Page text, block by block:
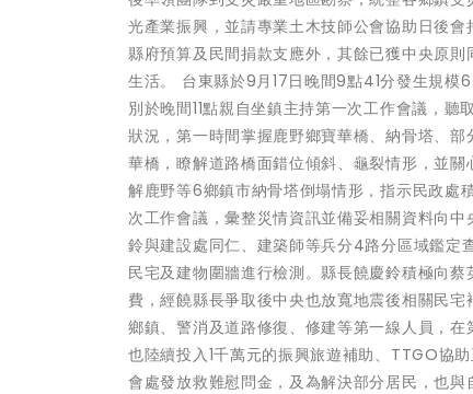
光產業振興，並請專業土木技師公會協助日後
縣府預算及民間捐款支應外，其餘已獲中央原
生活。 台東縣於9月17日晚間9點41分發生規模
別於晚間11點親自坐鎮主持第一次工作會議，
狀況，第一時間掌握鹿野鄉寶華橋、納骨塔、
華橋，瞭解道路橋面錯位傾斜、龜裂情形，並
解鹿野等6鄉鎮市納骨塔倒塌情形，指示民政
次工作會議，彙整災情資訊並備妥相關資料向
鈴與建設處同仁、建築師等兵分4路分區域鑑定
民宅及建物圍牆進行檢測。縣長饒慶鈴積極向
費，經饒縣長爭取後中央也放寬地震後相關民
鄉鎮、警消及道路修復、修建等第一線人員，
也陸續投入1千萬元的振興旅遊補助、TTGO協
會處發放救難慰問金，及為解決部分居民，也